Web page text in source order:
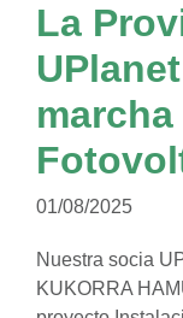
La
01/08/2025
Nuestra socia
KUKORRA